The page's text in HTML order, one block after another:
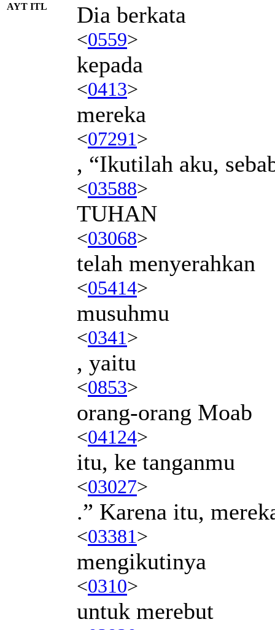
AYT ITL Dia berkata
<0559>
kepada
<0413>
mereka
<07291>
, “Ikutilah aku,
<03588>
TUHAN
<03068>
telah menyerahkan
<05414>
musuhmu
<0341>
, yaitu
<0853>
orang-orang Moab
<04124>
itu, ke tanganmu
<03027>
.” Karena itu,
<03381>
mengikutinya
<0310>
untuk merebut